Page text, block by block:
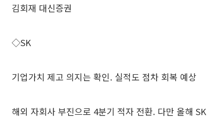
김회재 대신증권
◇SK
기업가치 제고 의지는 확인. 실적도 점차 회복 예상
해외 자회사 부진으로 4분기 적자 전환. 다만 올해 SK